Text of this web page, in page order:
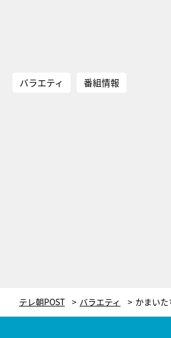
バラエティ 番組情報
テレ朝POST バラエティ